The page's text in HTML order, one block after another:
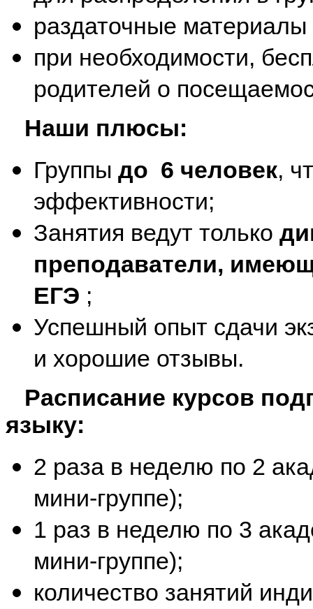
раздаточные
при необходимости,
родителей о
Наши плюсы:
Группы до 6 человек,
эффективности;
Занятия ведут только
преподаватели,
ЕГЭ ;
Успешный опыт сдачи
и хорошие отзывы.
Расписание курсов
языку:
2 раза в неделю по 2
мини-группе);
1 раз в неделю по 3
мини-группе);
количество занятий